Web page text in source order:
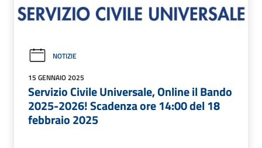
NOTIZIE
15 GENNAIO 2025
Servizio Civile Universale, Online il Bando
2025-2026! Scadenza ore 14:00 del 18
febbraio 2025